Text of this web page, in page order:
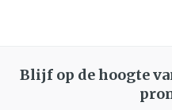
Blijf op de hoogte